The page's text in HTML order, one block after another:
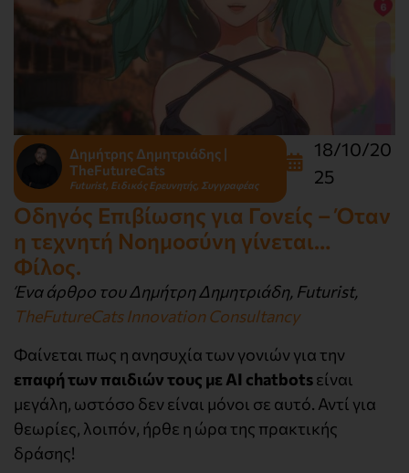
Δημήτρης Δημητριάδης |
TheFutureCats
Futurist, Ειδικός Ερευνητής, Συγγραφέας
18/10/20
25
Οδηγός Επιβίωσης για Γονείς – Όταν
η τεχνητή Νοημοσύνη γίνεται…
Φίλος.
Ένα άρθρο του Δημήτρη Δημητριάδη, Futurist,
TheFutureCats Innovation Consultancy
Φαίνεται πως η ανησυχία των γονιών για την
επαφή των παιδιών τους με ΑΙ chatbotsείναι
μεγάλη, ωστόσο δεν είναι μόνοι σε αυτό. Αντί για
θεωρίες, λοιπόν, ήρθε η ώρα της πρακτικής
δράσης!